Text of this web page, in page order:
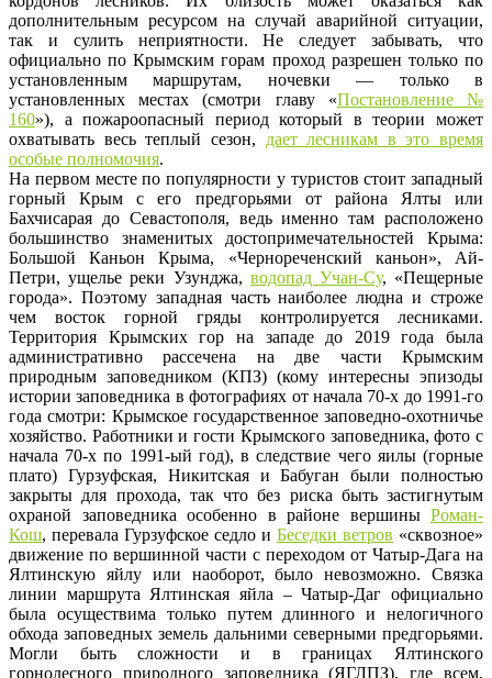
дополнительным ресурсом на случай аварийной ситуации,
так и сулить неприятности. Не следует забывать, что
официально по Крымским горам проход разрешен только по
установленным маршрутам, ночевки — только в
установленных местах (смотри главу «Постановление №
160»), а пожароопасный период который в теории может
охватывать весь теплый сезон, дает лесникам в это время
особые полномочия.
На первом месте по популярности у туристов стоит западный
горный Крым с его предгорьями от района Ялты или
Бахчисарая до Севастополя, ведь именно там расположено
большинство знаменитых достопримечательностей Крыма:
Большой Каньон Крыма, «Чернореченский каньон», Ай-
Петри, ущелье реки Узунджа, водопад Учан-Су, «Пещерные
города». Поэтому западная часть наиболее людна и строже
чем восток горной гряды контролируется лесниками.
Территория Крымских гор на западе до 2019 года была
административно рассечена на две части Крымским
природным заповедником (КПЗ) (кому интересны эпизоды
истории заповедника в фотографиях от начала 70-х до 1991-го
года смотри: Крымское государственное заповедно-охотничье
хозяйство. Работники и гости Крымского заповедника, фото с
начала 70-х по 1991-ый год), в следствие чего яилы (горные
плато) Гурзуфская, Никитская и Бабуган были полностью
закрыты для прохода, так что без риска быть застигнутым
охраной заповедника особенно в районе вершины Роман-
Кош, перевала Гурзуфское седло и Беседки ветров «сквозное»
движение по вершинной части с переходом от Чатыр-Дага на
Ялтинскую яйлу или наоборот, было невозможно. Связка
линии маршрута Ялтинская яйла – Чатыр-Даг официально
была осуществима только путем длинного и нелогичного
обхода заповедных земель дальними северными предгорьями.
Могли быть сложности и в границах Ялтинского
горнолесного природного заповедника (ЯГЛПЗ), где всем,